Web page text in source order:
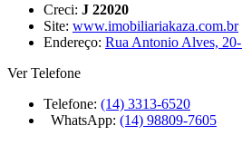
Creci: J 22020
Site: www.imobiliariakaza.com.br
Endereço: Rua Antonio Alves,
Ver Telefone
Telefone: (14) 3313-6520
WhatsApp: (14) 98809-7605